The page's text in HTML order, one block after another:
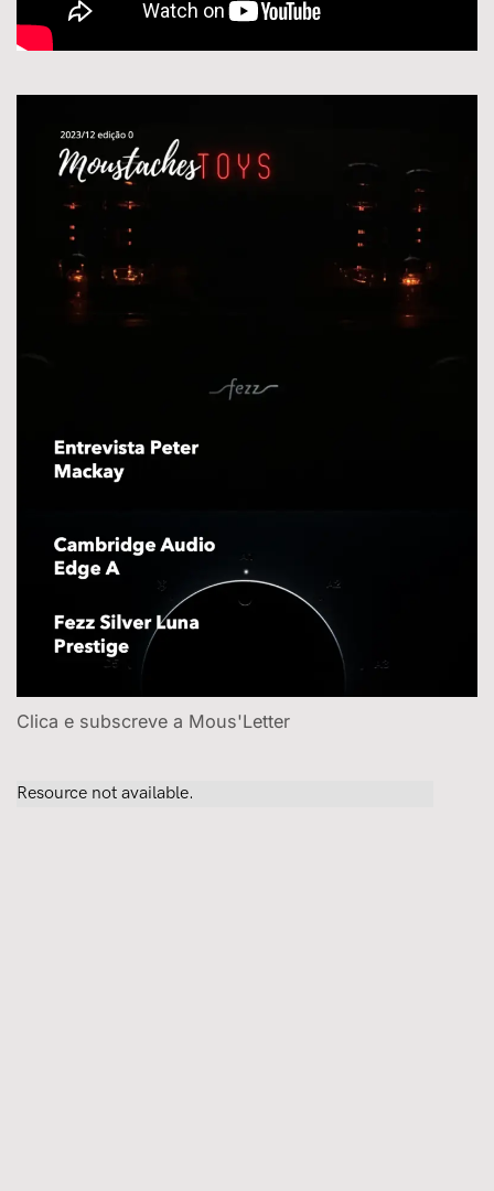
Clica e subscreve a Mous'Letter